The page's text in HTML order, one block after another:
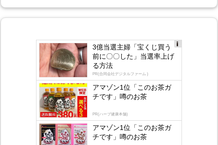
gly
3億当選主婦「宝くじ買う
前に〇〇した」当選率上げ
る方法
PR(合同会社デジタルファーム )
アマゾン1位「このお茶ガ
チです」噂のお茶
PR(ハーブ健康本舗)
アマゾン1位「このお茶ガ
チです」噂のお茶